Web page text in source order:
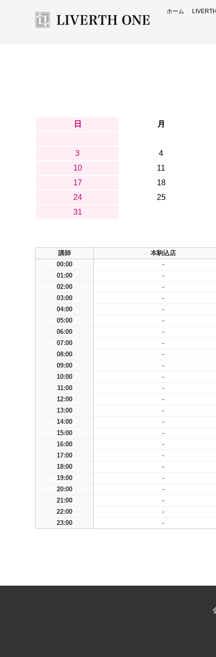
ホーム
日 月
3
4
10
11
17
18
24
25
31
講師 本駒込店
00:00
-
01:00
-
02:00
-
03:00
-
04:00
-
05:00
-
06:00
-
07:00
-
08:00
-
09:00
-
10:00
-
11:00
-
12:00
-
13:00
-
14:00
-
15:00
-
16:00
-
17:00
-
18:00
-
19:00
-
20:00
-
21:00
-
22:00
-
23:00
-